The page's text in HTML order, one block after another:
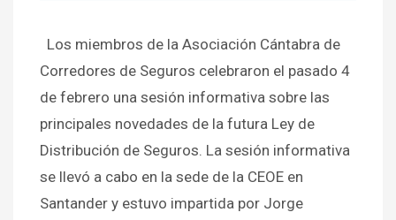
Los miembros de la Asociación Cántabra de
Corredores de Seguros celebraron el pasado 4
de febrero una sesión informativa sobre las
principales novedades de la futura Ley de
Distribución de Seguros. La sesión informativa
se llevó a cabo en la sede de la CEOE en
Santander y estuvo impartida por Jorge